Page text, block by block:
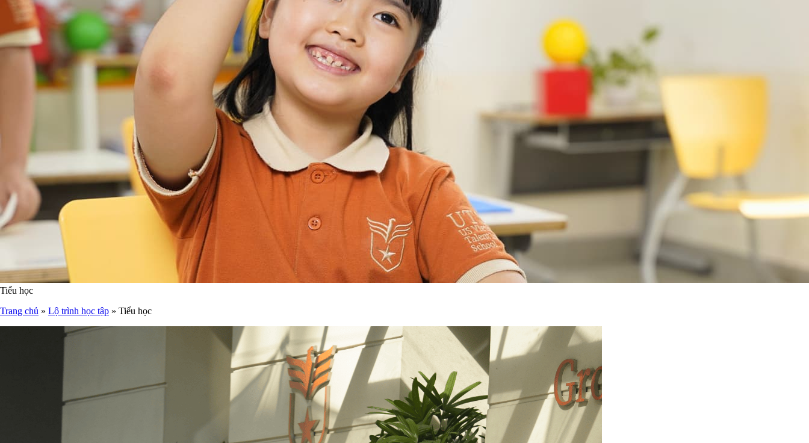
Tiểu học
Trang chủ » Lộ trình học tập » Tiểu học